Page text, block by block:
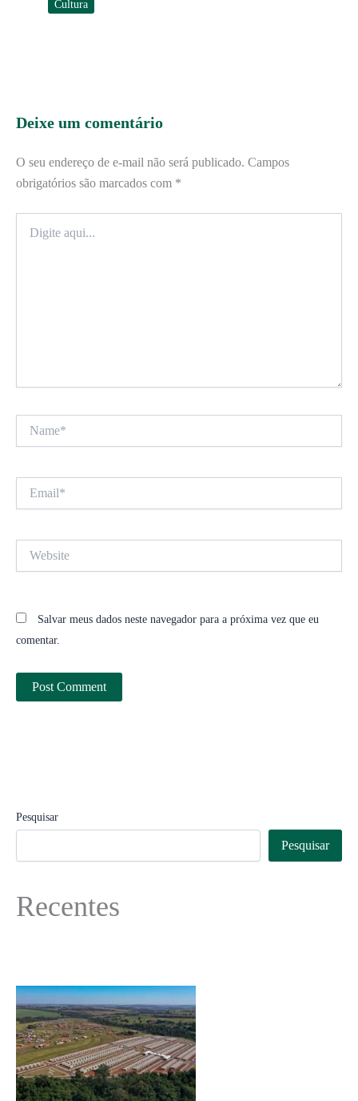
Cultura
Deixe um comentário
O seu endereço de e-mail não será publicado. Campos
obrigatórios são marcados com *
aqui...
Salvar meus dados neste navegador para a próxima vez que eu
comentar.
Pesquisar
Pesquisar
Recentes